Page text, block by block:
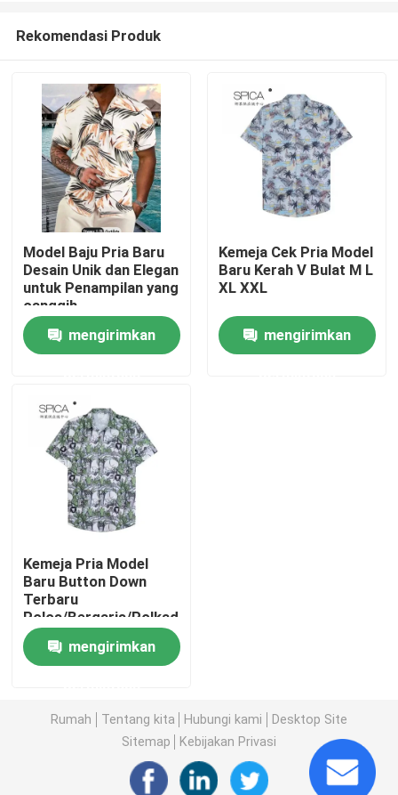
Rumah
Produk
Tentang kami
Tur Pabrik
Kontrol kualitas
Hubungi kami
Pakaian Fashion Bekas
Pakaian Anak Pratama
Rekomendasi Produk
Model Baju Pria Baru
Desain Unik dan Elegan
untuk Penampilan yang
canggih
mengirimkan
Kemeja Cek Pria Model
Baru Kerah V Bulat M L
XL XXL
mengirimkan
Kemeja Pria Model
Baru Button Down
Terbaru
Polos/Bergaris/Polkadot
mengirimkan
Rumah Tentang kita Hubungi kami
Desktop Site
Sitemap
Kebijakan Privasi